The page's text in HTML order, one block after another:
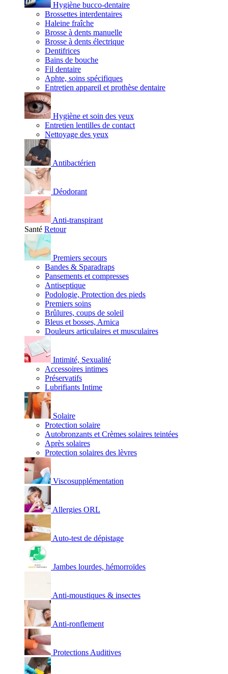
Hygiène bucco-dentaire
Brossettes interdentaires
Haleine fraîche
Brosse à dents manuelle
Brosse à dents électrique
Dentifrices
Bains de bouche
Fil dentaire
Aphte, soins spécifiques
Entretien appareil et prothèse dentaire
Hygiène et soin des yeux
Entretien lentilles de contact
Nettoyage des yeux
Antibactérien
Déodorant
Anti-transpirant
Santé Retour
Premiers secours
Bandes & Sparadraps
Pansements et compresses
Antiseptique
Podologie, Protection des pieds
Premiers soins
Brûlures, coups de soleil
Bleus et bosses, Arnica
Douleurs articulaires et musculaires
Intimité, Sexualité
Accessoires intimes
Préservatifs
Lubrifiants Intime
Solaire
Protection solaire
Autobronzants et Crèmes solaires teintées
Après solaires
Protection solaires des lèvres
Viscosupplémentation
Allergies ORL
Auto-test de dépistage
Jambes lourdes, hémorroïdes
Anti-moustiques & insectes
Anti-ronflement
Protections Auditives